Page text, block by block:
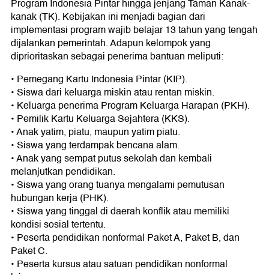
Program Indonesia Pintar hingga jenjang Taman Kanak-
kanak (TK). Kebijakan ini menjadi bagian dari
implementasi program wajib belajar 13 tahun yang tengah
dijalankan pemerintah. Adapun kelompok yang
diprioritaskan sebagai penerima bantuan meliputi:
• Pemegang Kartu Indonesia Pintar (KIP).
• Siswa dari keluarga miskin atau rentan miskin.
• Keluarga penerima Program Keluarga Harapan (PKH).
• Pemilik Kartu Keluarga Sejahtera (KKS).
• Anak yatim, piatu, maupun yatim piatu.
• Siswa yang terdampak bencana alam.
• Anak yang sempat putus sekolah dan kembali
melanjutkan pendidikan.
• Siswa yang orang tuanya mengalami pemutusan
hubungan kerja (PHK).
• Siswa yang tinggal di daerah konflik atau memiliki
kondisi sosial tertentu.
• Peserta pendidikan nonformal Paket A, Paket B, dan
Paket C.
• Peserta kursus atau satuan pendidikan nonformal